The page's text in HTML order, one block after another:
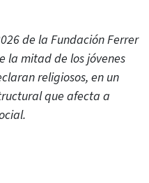
de la Fundación Ferrer
la mitad de los jóvenes
religiosos, en un
que afecta a